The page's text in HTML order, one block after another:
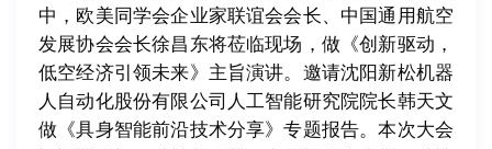
中，欧美同学会企业家联谊会会长、中国通用航空
发展协会会长徐昌东将莅临现场，做《创新驱动，
低空经济引领未来》主旨演讲。邀请沈阳新松机器
人自动化股份有限公司人工智能研究院院长韩天文
做《具身智能前沿技术分享》专题报告。本次大会